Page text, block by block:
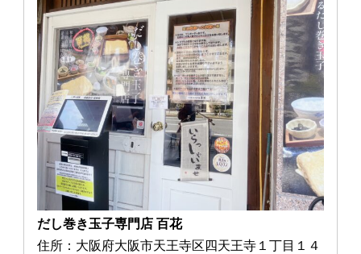
だし巻き玉子専門店 百花
住所：大阪府大阪市天王寺区四天王寺１丁目１４